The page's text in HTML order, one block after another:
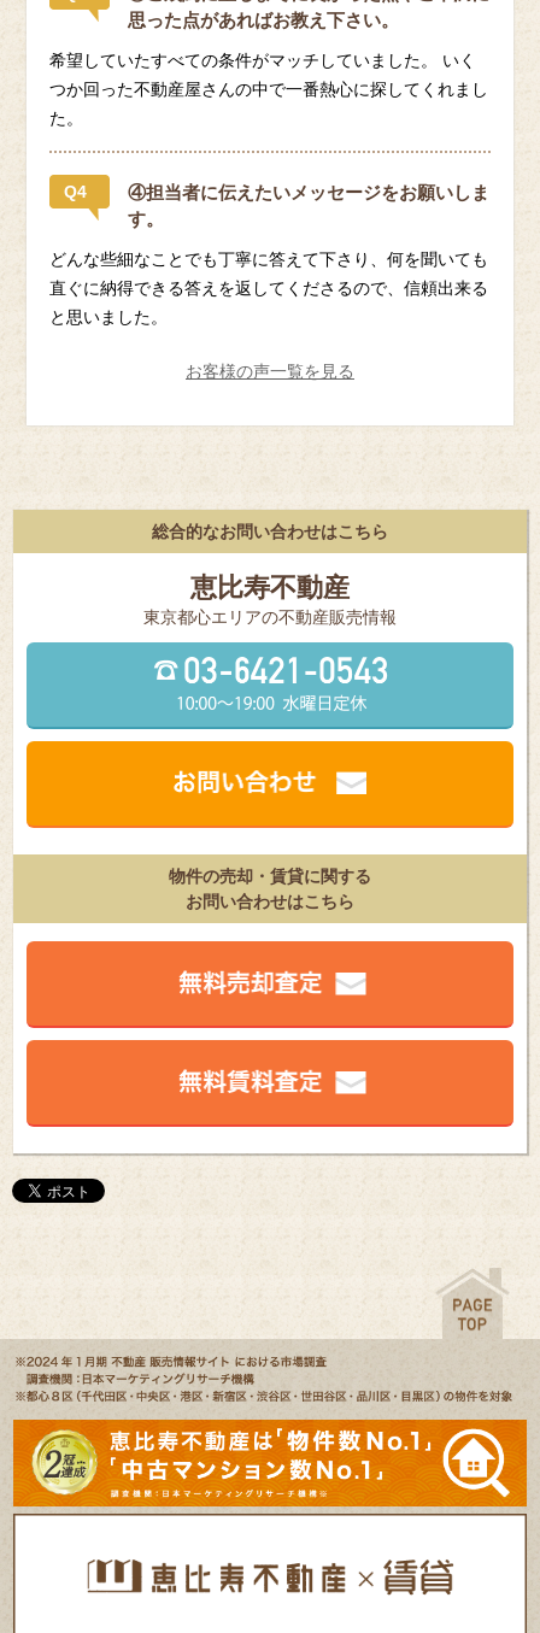
思った点があればお教え下さい。
希望していたすべての条件がマッチしていました。 いく
つか回った不動産屋さんの中で一番熱心に探してくれまし
た。
Q4
④担当者に伝えたいメッセージをお願いしま
す。
どんな些細なことでも丁寧に答えて下さり、何を聞いても
直ぐに納得できる答えを返してくださるので、信頼出来る
と思いました。
お客様の声一覧を見る
総合的なお問い合わせはこちら
恵比寿不動産
東京都⼼エリアの不動産販売情報
物件の売却・賃貸に関する
お問い合わせはこちら